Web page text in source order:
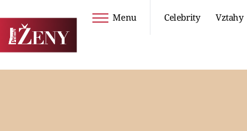
Menu Celebrity Vztahy